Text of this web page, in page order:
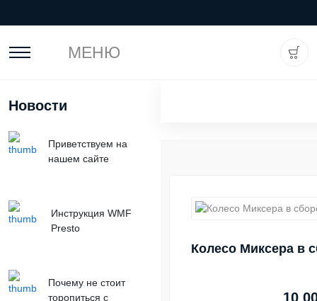
МЕНЮ
Новости
Приветствуем на
нашем сайте
Инструкция WMF
Presto
Почему не стоит
торопиться с
Колесо Миксера в
10